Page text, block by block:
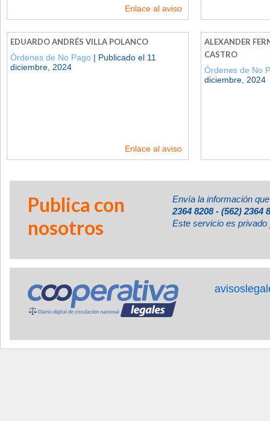
Enlace al aviso
EDUARDO ANDRÉS VILLA POLANCO
Órdenes de No Pago | Publicado el 11
diciembre, 2024
Enlace al aviso
ALEXANDER
CASTRO
Órdenes de No
diciembre, 2024
Publica con
nosotros
Envía la información
2364 8208 - (562) 2364
Este servicio es privado